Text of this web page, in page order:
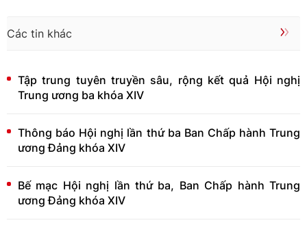
Các tin khác
Tập trung tuyên truyền sâu, rộng kết quả Hội nghị
Trung ương ba khóa XIV
Thông báo Hội nghị lần thứ ba Ban Chấp hành Trung
ương Đảng khóa XIV
Bế mạc Hội nghị lần thứ ba, Ban Chấp hành Trung
ương Đảng khóa XIV